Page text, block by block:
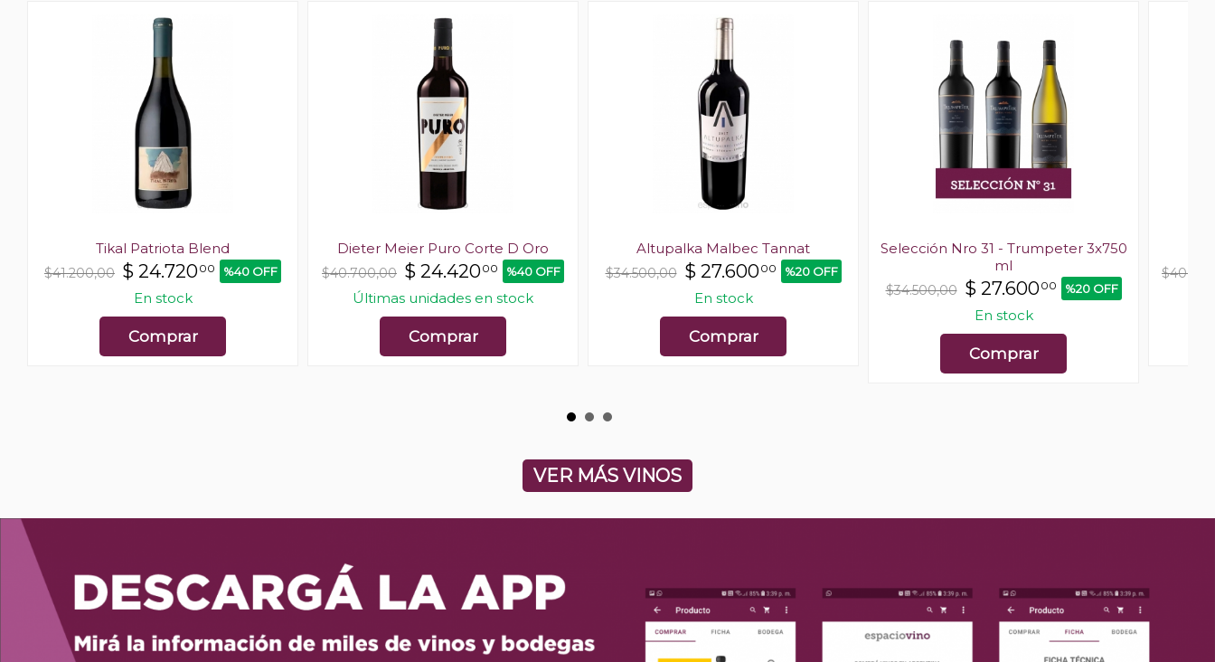
Tikal Patriota Blend
$41.200,00 $ 24.72000 %40 OFF
En stock
Comprar
Dieter Meier Puro Corte D Oro
$40.700,00 $ 24.42000 %40 OFF
Últimas unidades en stock
Comprar
Altupalka Malbec Tannat
$34.500,00 $ 27.60000 %20 OFF
En stock
Comprar
Selección Nro 31 - Trumpeter 3x750
ml
$34.500,00 $ 27.60000 %20 OFF
En stock
Comprar
VER MÁS VINOS